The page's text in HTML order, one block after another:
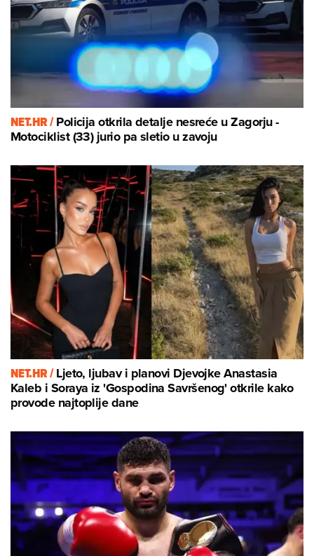
NET.HR /Policija otkrila detalje nesreće u Zagorju -
Motociklist (33) jurio pa sletio u zavoju
NET.HR /Ljeto, ljubav i planovi Djevojke Anastasia
Kaleb i Soraya iz 'Gospodina Savršenog' otkrile kako
provode najtoplije dane